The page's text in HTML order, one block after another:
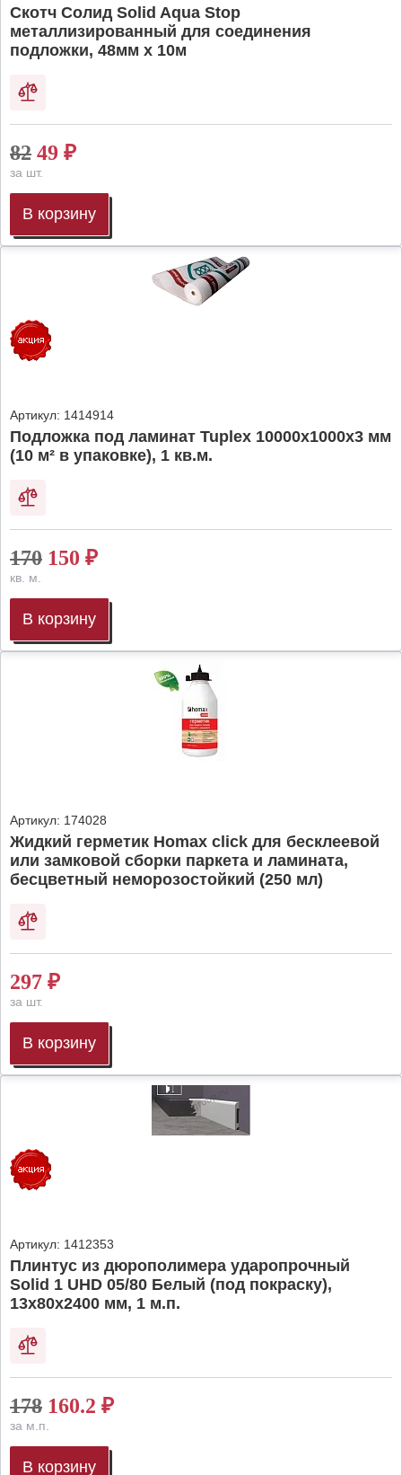
Скотч Солид Solid Aqua Stop
металлизированный для соединения
подложки, 48мм х 10м
82 49 ₽
за шт.
В корзину
Артикул: 1414914
Подложка под ламинат Tuplex 10000x1000x3 мм
(10 м² в упаковке), 1 кв.м.
170 150 ₽
кв. м.
В корзину
Артикул: 174028
Жидкий герметик Homax click для бесклеевой
или замковой сборки паркета и ламината,
бесцветный неморозостойкий (250 мл)
297 ₽
за шт.
В корзину
Артикул: 1412353
Плинтус из дюрополимера ударопрочный
Solid 1 UHD 05/80 Белый (под покраску),
13х80х2400 мм, 1 м.п.
178 160.2 ₽
за м.п.
В корзину